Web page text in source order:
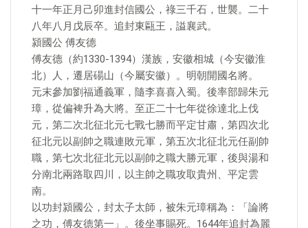
十一年正月己卯進封信國公，祿三千石，世襲。二十
八年八月戊辰卒。追封東甌王，謚襄武。
潁國公 傅友德
傅友德（約1330-1394）漢族，安徽相城（今安徽淮
北）人，遷居碭山（今屬安徽）。明朝開國名將。
元末參加劉福通義軍，隨李喜喜入蜀。後率部歸朱元
璋，從偏裨升為大將。至正二十七年從徐達北上伐
元，第二次北征北元七戰七勝而平定甘肅，第四次北
征北元以副帥之職連敗元軍，第五次北征北元任副帥
職，第七次北征北元以副帥之職大勝元軍，後與湯和
分南北兩路取四川，以主帥之職攻取貴州、平定雲
南。
以功封潁國公，封太子太師，被朱元璋稱為：「論將
之功，傅友德第一」。後坐事賜死。1644年追封為麗